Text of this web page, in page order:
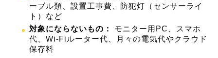
ーブル類、設置工事費、防犯灯（センサーライ
ト）など
対象にならないもの：
モニター用PC、スマホ
代、Wi-Fiルーター代、月々の電気代やクラウド
保存料